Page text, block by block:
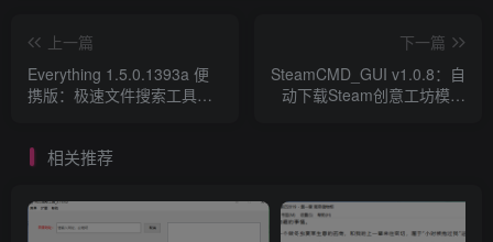
上一篇
Everything 1.5.0.1393a 便
携版：极速文件搜索工具，
下一篇
SteamCMD_GUI v1.0.8：自
动下载Steam创意工坊模组
相关推荐